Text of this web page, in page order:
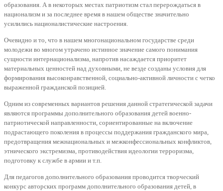
образования. А в некоторых местах патриотизм стал перерождаться в
национализм и за последнее время в нашем обществе значительно
усилились националистические настроения.
Очевидно и то, что в нашем многонациональном государстве среди
молодежи во многом утрачено истинное значение самого понимания
сущности интернационализма, напротив насаждается приоритет
материальных ценностей над духовными, не везде созданы условия для
формирования высоконравственной, социально-активной личности с четко
выраженной гражданской позицией.
Одним из современных вариантов решения данной стратегической задачи
являются программы дополнительного образования детей военно-
патриотической направленности, сориентированные на включение
подрастающего поколения в процессы поддержания гражданского мира,
предотвращения межнациональных и межконфессиональных конфликтов,
этнического экстремизма, противодействия идеологии терроризма,
подготовку к службе в армии и т.п.
Для педагогов дополнительного образования проводится творческий
конкурс авторских программ дополнительного образования детей, в